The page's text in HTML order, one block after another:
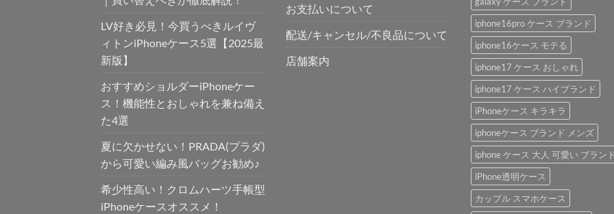
LV好き必見！今買うべきルイヴ
ィトンiPhoneケース5選【2025最
新版】
おすすめショルダーiPhoneケー
ス！機能性とおしゃれを兼ね備え
た4選
夏に欠かせない！PRADA(プラダ)
から可愛い編み風バッグお勧め♪
希少性高い！クロムハーツ手帳型
iPhoneケースオススメ！
お支払いについて
配送/キャンセル/不良品について
店舗案内
iphone16pro ケース ブランド
iphone16ケース モテる
iphone17 ケース おしゃれ
iphone17 ケース ハイブランド
iPhoneケース キラキラ
iphoneケース ブランド メンズ
iphone ケース 大人 可愛い ブラン
iPhone透明ケース
カップル スマホケース